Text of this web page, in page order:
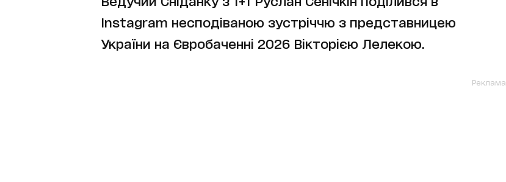
Instagram несподіваною зустріччю з представницею
України на Євробаченні 2026 Вікторією Лелекою.
Реклама